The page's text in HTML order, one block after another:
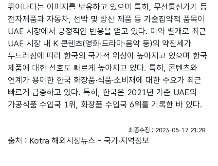
뛰어나다는 이미지를 보유하고 있으며 특히, 무선통신기기 등
전자제품과 자동차, 선박 및 방산 제품 등 기술집약적 품목이
UAE 시장에서 긍정적인 반응을 얻고 있다. 이와 별개로 최근
UAE 시장 내 K 콘텐츠(영화·드라마·음악 등)의 약진세가
두드러짐에 따라 한국의 국가적 위상이 높아지고 있으며 한국
제품에 대한 선호도 빠르게 높아지고 있다. 특히, 콘텐츠와
연계가 용이한 한국 화장품·식품·소비재에 대한 수요가 최근
빠르게 급증하고 있다. 특히, 한국은 2021년 기준 UAE의
가공식품 수입국 1위, 화장품 수입국 6위를 기록한 바 있다.
최종수정 : 2023-05-17 21:28
출처 : Kotra 해외시장뉴스 - 국가·지역정보